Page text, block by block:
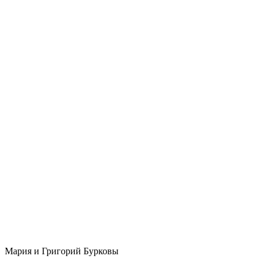
Мария и Григорий Бурковы